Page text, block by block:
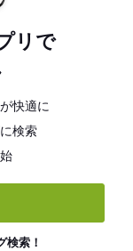
リで
快適に
検索
検索！